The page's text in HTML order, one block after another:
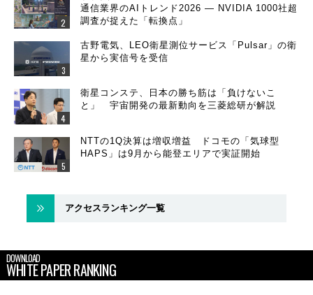
通信業界のAIトレンド2026 ― NVIDIA 1000社超
調査が捉えた「転換点」
古野電気、LEO衛星測位サービス「Pulsar」の衛
星から実信号を受信
衛星コンステ、日本の勝ち筋は「負けないこ
と」 宇宙開発の最新動向を三菱総研が解説
NTTの1Q決算は増収増益 ドコモの「気球型
HAPS」は9月から能登エリアで実証開始
アクセスランキング一覧
DOWNLOAD
WHITE PAPER RANKING